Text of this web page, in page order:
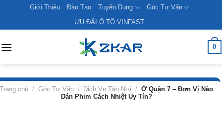
content
Giới Thiệu Đào Tạo Tuyển Dụng
Góc Tư Vấn
ƯU ĐÃI Ô TÔ VINFAST
0
Trang chủ / Góc Tư Vấn / Dịch Vụ Tận Nơi / Ở Quận 7 – Đơn Vị Nào
Dán Phim Cách Nhiệt Uy Tín?